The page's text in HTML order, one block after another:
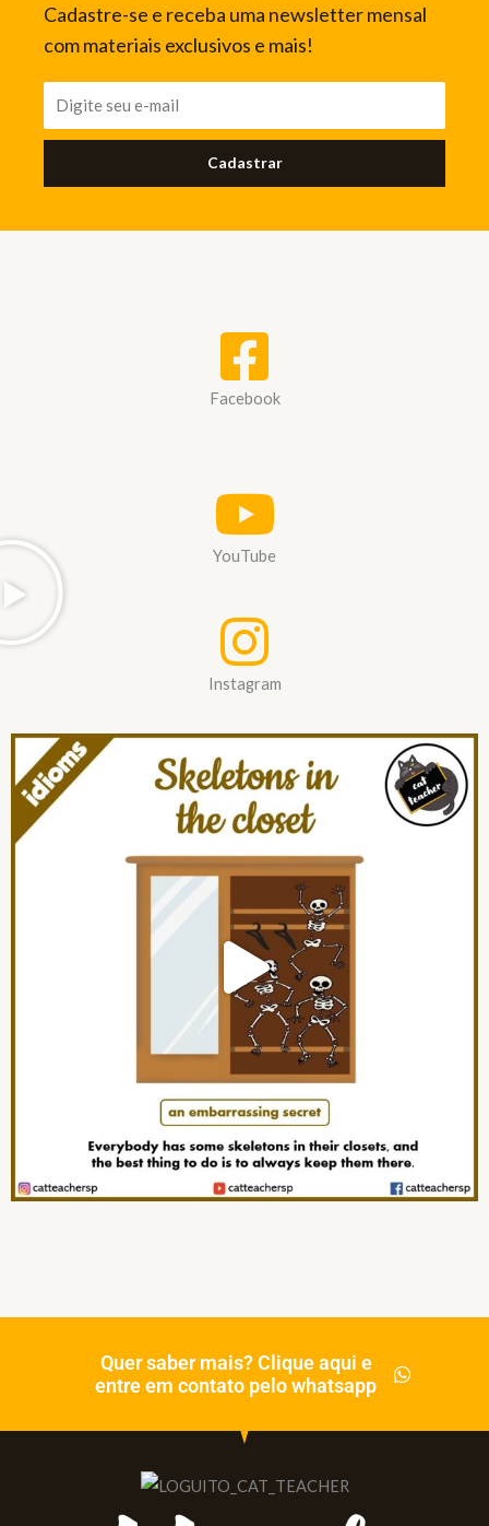
Cadastre-se e receba uma newsletter mensal
com materiais exclusivos e mais!
Cadastrar
Facebook
YouTube
Instagram
Quer saber mais? Clique aqui e
entre em contato pelo whatsapp